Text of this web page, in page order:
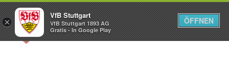
Menü
×
VfB Stuttgart
VfB Stuttgart 1893 AG
Gratis - In Google Play
ÖFFNEN